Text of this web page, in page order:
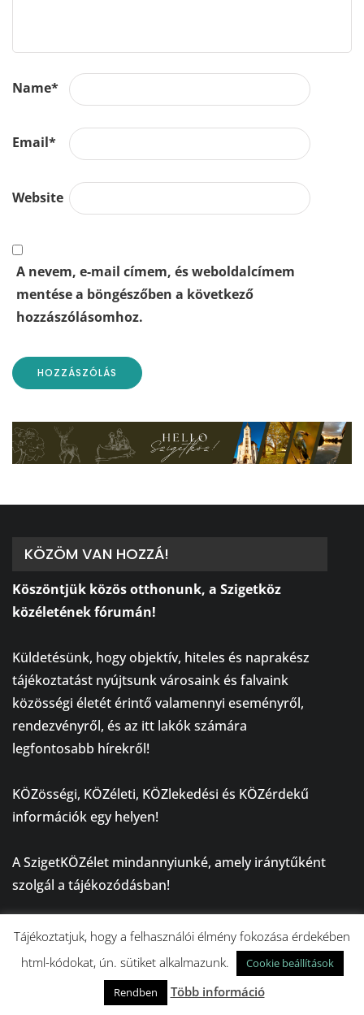
Name*
Email*
Website
A nevem, e-mail címem, és weboldalcímem
mentése a böngészőben a következő
hozzászólásomhoz.
KÖZÖM VAN HOZZÁ!
Köszöntjük közös otthonunk, a Szigetköz
közéletének fórumán!
Küldetésünk, hogy objektív, hiteles és naprakész
tájékoztatást nyújtsunk városaink és falvaink
közösségi életét érintő valamennyi eseményről,
rendezvényről, és az itt lakók számára
legfontosabb hírekről!
KÖZösségi, KÖZéleti, KÖZlekedési és KÖZérdekű
információk egy helyen!
A SzigetKÖZélet mindannyiunké, amely iránytűként
szolgál a tájékozódásban!
NÉPSZERŰ
KÖZÉLET
Tájékoztatjuk, hogy a felhasználói élmény fokozása érdekében
html-kódokat, ún. sütiket alkalmazunk.
Cookie beállítások
Rendben
Több információ